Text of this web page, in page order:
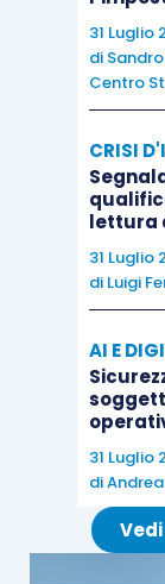
Infatti, la
una
c’è una
incassato,
sia
costo.
ritiene che
si è
imponibile
solo
stessa
interpelli –
31 Luglio
di
Centro
CRISI
lettura
31 Luglio
di Luigi
AI E
31 Luglio
di